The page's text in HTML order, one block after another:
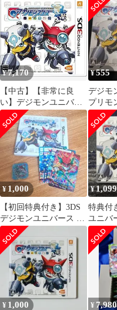
¥7,170
【中古】【非常に良
い】デジモンユニバー
ス アプリモンスター
ズ- 3DS
¥555
デジモ
プリモ
¥ 1,000
【初回特典付き】3DS
デジモンユニバース ア
プリモンスターズ
¥1,099
特典付
ユニバ
スター
¥ 1,000 ¥ 7,980